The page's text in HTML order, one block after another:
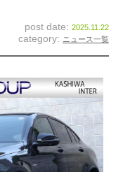
スタッフ紹介
個人情報保護方針
納車情報
T.U.C.GROUP
post date: 2025.11.22
category: ニュース一覧